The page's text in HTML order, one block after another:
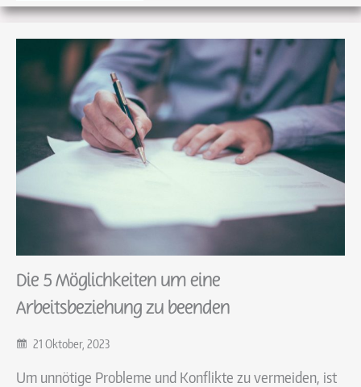
Die 5 Möglichkeiten um eine
Arbeitsbeziehung zu beenden
21 Oktober, 2023
Um unnötige Probleme und Konflikte zu vermeiden, ist